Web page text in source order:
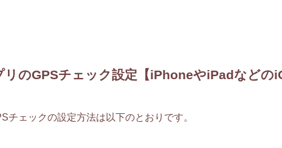
のGPSチェック設定【iPhoneやiPadなどの
チェックの設定方法は以下のとおりです。